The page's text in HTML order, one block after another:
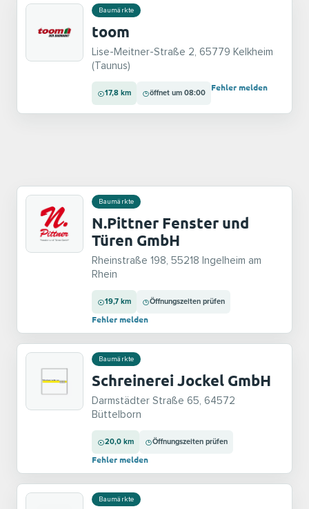
Baumärkte
toom
Lise-Meitner-Straße 2, 65779 Kelkheim
(Taunus)
17,8 km öffnet um 08:00
Fehler melden
Baumärkte
N.Pittner Fenster und
Türen GmbH
Rheinstraße 198, 55218 Ingelheim am
Rhein
19,7 km Öffnungszeiten prüfen
Fehler melden
Baumärkte
Schreinerei Jockel GmbH
Darmstädter Straße 65, 64572
Büttelborn
20,0 km Öffnungszeiten prüfen
Fehler melden
Baumärkte